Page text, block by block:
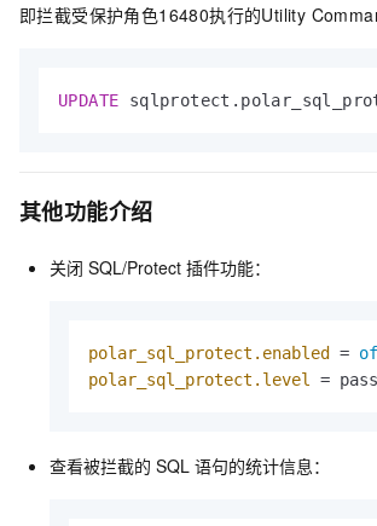
即拦截受保护角色16480执行的Utility
UPDATE
其他功能介绍
关闭 SQL/Protect 插件功能：
polar_sql_protect.enabled =
polar_sql_protect.level
=
查看被拦截的 SQL 语句的统计信息：